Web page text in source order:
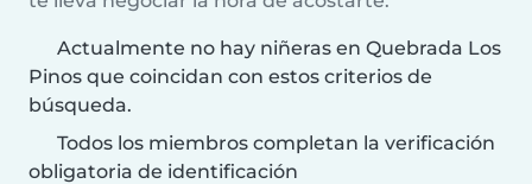
Actualmente no hay niñeras en Quebrada Los
Pinos que coincidan con estos criterios de
búsqueda.
Todos los miembros completan la verificación
obligatoria de identificación